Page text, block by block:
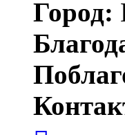
Город: